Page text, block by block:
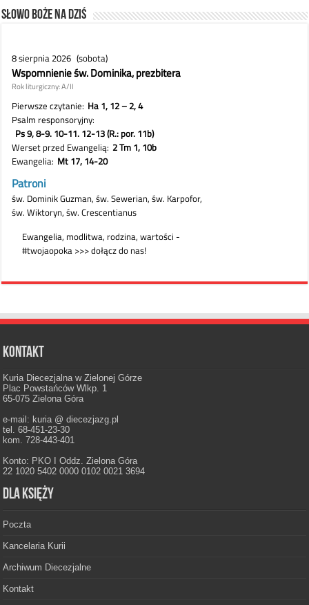
Słowo Boże na dziś
Kontakt
Kuria Diecezjalna w Zielonej Górze
Plac Powstańców Wlkp. 1
65-075 Zielona Góra
e-mail: kuria @ diecezjazg.pl
tel. 68-451-23-30
kom. 728-443-401
Konto: PKO I Oddz. Zielona Góra
22 1020 5402 0000 0102 0021 3694
Dla księży
Poczta
Kancelaria Kurii
Archiwum Diecezjalne
Kontakt